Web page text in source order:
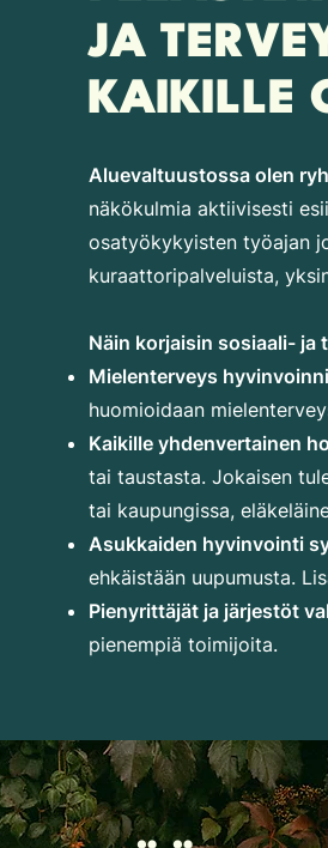
JA
KAIKILLE
Aluevaltuustossa olen
näkökulmia aktiivisesti
osatyökykyisten työajan
kuraattoripalveluista,
Näin korjaisin sosiaali- ja
Mielenterveys
huomioidaan
Kaikille yhdenvertainen
tai taustasta. Jokaisen
tai kaupungissa,
Asukkaiden hyvinvointi
ehkäistään uupumusta.
Pienyrittäjät ja järjestöt
pienempiä toimijoita.